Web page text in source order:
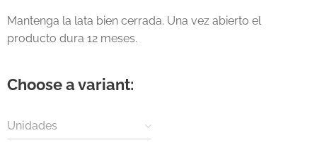
Mantenga la lata bien cerrada. Una vez abierto el
producto dura 12 meses.
Choose a variant:
Unidades